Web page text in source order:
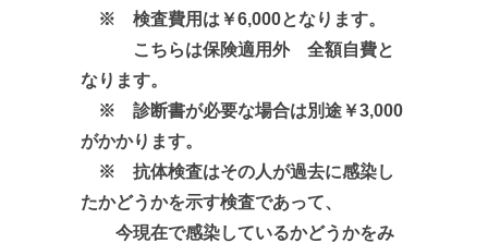
※ 検査費用は￥6,000となります。
こちらは保険適用外 全額自費と
なります。
※ 診断書が必要な場合は別途￥3,000
がかかります。
※ 抗体検査はその人が過去に感染し
たかどうかを示す検査であって、
今現在で感染しているかどうかをみ